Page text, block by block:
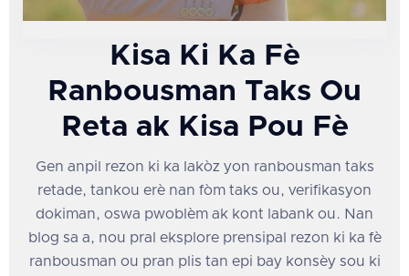
Gen anpil rezon ki ka lakòz yon ranbousman taks
retade, tankou erè nan fòm taks ou, verifikasyon
dokiman, oswa pwoblèm ak kont labank ou. Nan
blog sa a, nou pral eksplore prensipal rezon ki ka fè
ranbousman ou pran plis tan epi bay konsèy sou ki
Kisa Ki Ka Fè
Ranbousman Taks Ou
Reta ak Kisa Pou Fè